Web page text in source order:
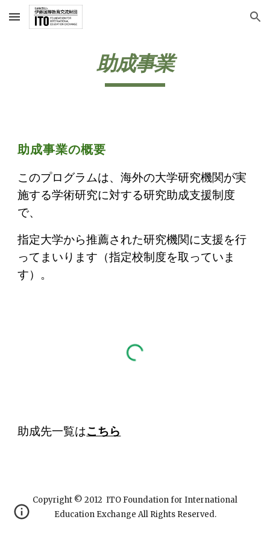
Skip to main content Skip to navigation
助成事業
助成事業の概要
このプログラムは、海外の大学研究機関が実
施する学術研究に対する研究助成支援制度
で、
指定大学から推薦された研究機関に支援を行
ってまいります（指定校制度を取っていま
す）。
助成先一覧はこちら
Copyright © 2012 ITO Foundation for International
Education Exchange All Rights Reserved.